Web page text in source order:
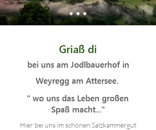
Griaß di
bei uns am Jodlbauerhof in
Weyregg am Attersee.
" wo uns das Leben großen
Spaß macht..."
​Hier bei uns im schönen Salzkammergut